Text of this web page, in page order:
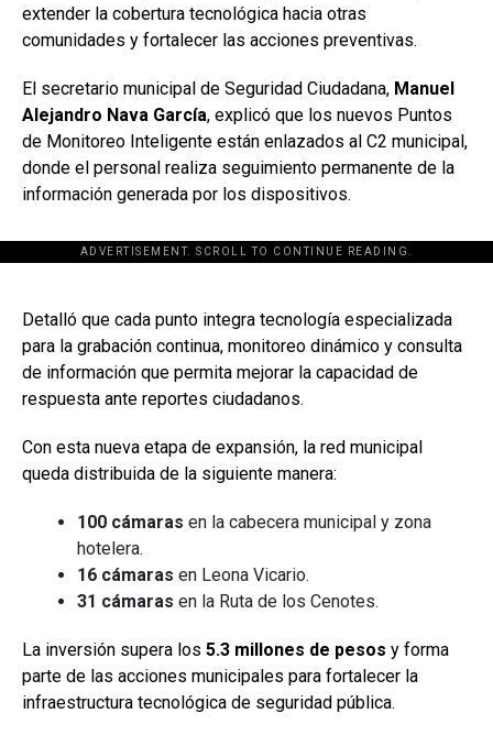
extender la cobertura tecnológica hacia otras
comunidades y fortalecer las acciones preventivas.
El secretario municipal de Seguridad Ciudadana, Manuel
Alejandro Nava García, explicó que los nuevos Puntos
de Monitoreo Inteligente están enlazados al C2 municipal,
donde el personal realiza seguimiento permanente de la
información generada por los dispositivos.
ADVERTISEMENT. SCROLL TO CONTINUE READING.
[adsforwp id="243463"]
Detalló que cada punto integra tecnología especializada
para la grabación continua, monitoreo dinámico y consulta
de información que permita mejorar la capacidad de
respuesta ante reportes ciudadanos.
Con esta nueva etapa de expansión, la red municipal
queda distribuida de la siguiente manera:
100 cámaras en la cabecera municipal y zona
hotelera.
16 cámaras en Leona Vicario.
31 cámaras en la Ruta de los Cenotes.
La inversión supera los 5.3 millones de pesos y forma
parte de las acciones municipales para fortalecer la
infraestructura tecnológica de seguridad pública.